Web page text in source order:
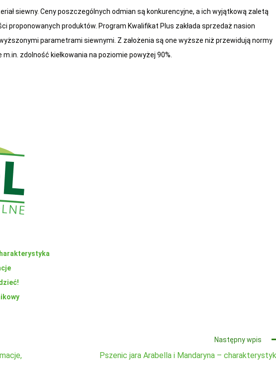
siewny. Ceny poszczególnych odmian są konkurencyjne, a ich wyjątkową zaletą
proponowanych produktów. Program Kwalifikat Plus zakłada sprzedaż nasion
parametrami siewnymi. Z założenia są one wyższe niż przewidują normy
zdolność kiełkowania na poziomie powyżej 90%.
Następny wpis
Pszenic jara Arabella i Mandaryna –